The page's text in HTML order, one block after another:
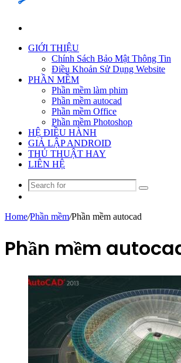
GIỚI THIỆU
Chính Sách Bảo Mật Thông Tin
Điều Khoản Sử Dụng Website
PHẦN MỀM
Phần mềm làm phim
Phần mềm autocad
Phần mềm Office
Phần mềm Photoshop
HỆ ĐIỀU HÀNH
GIẢ LẬP ANDROID
THỦ THUẬT HAY
LIÊN HỆ
Search
Home/Phần mềm/Phần mềm autocad
Phần mềm